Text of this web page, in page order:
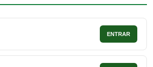
ENTRAR